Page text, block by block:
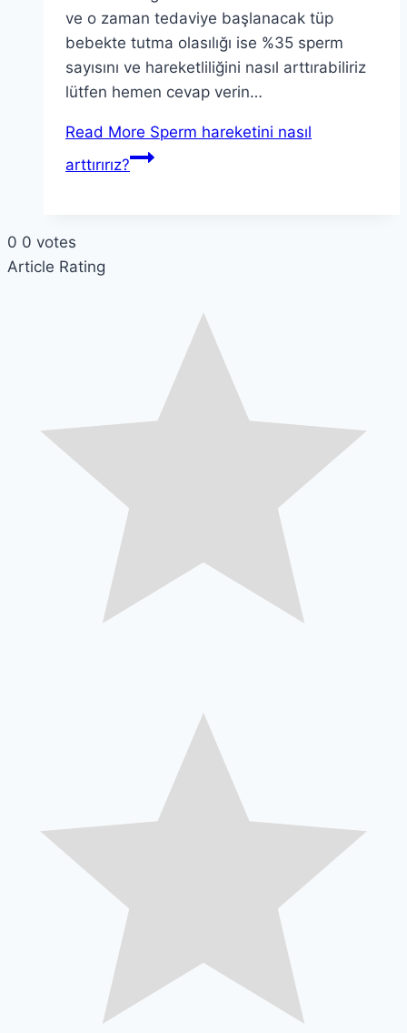
ve o zaman tedaviye başlanacak tüp
bebekte tutma olasılığı ise %35 sperm
sayısını ve hareketliliğini nasıl arttırabiliriz
lütfen hemen cevap verin…
Read More Sperm hareketini nasıl
arttırırız?
0 0 votes
Article Rating